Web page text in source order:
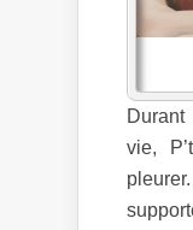
vie,